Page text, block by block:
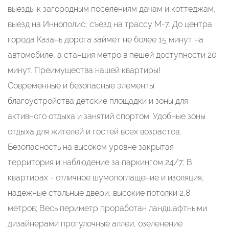
выезды к загородным поселениям дачам и коттеджам,
выезд на Иннополис, съезд на трассу М-7. До центра
города Казань дорога займет не более 15 минут на
автомобиле, а станция метро в пешей доступности 20
минут. Преимущества нашей квартиры!
Современные и безопасные элементы
благоустройства детские площадки и зоны для
активного отдыха и занятий спортом; Удобные зоны
отдыха для жителей и гостей всех возрастов;
Безопасность на высоком уровне закрытая
территория и наблюдение за паркингом 24/7; В
квартирах - отличное шумопоглащение и изоляция,
надежные стальные двери, высокие потолки 2,8
метров; Весь периметр проработан ландшафтными
дизайнерами прогулочные аллеи, озеленение